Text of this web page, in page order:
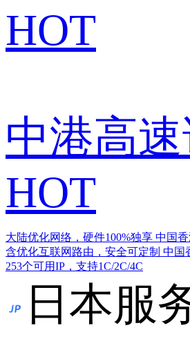
HOT
中港高
HOT
大陆优化网络，硬件100%独享 中国
含优化互联网路由，安全可定制 中国
253个可用IP，支持1C/2C/4C
日本服